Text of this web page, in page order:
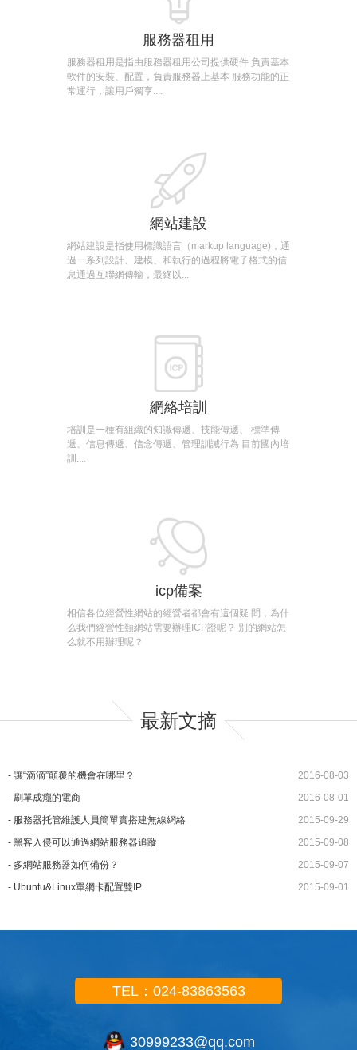
服務器租用
服務器租用是指由服務器租用公司提供硬件 負責基本
軟件的安裝、配置，負責服務器上基本 服務功能的正
常運行，讓用戶獨享....
網站建設
網站建設是指使用標識語言（markup language)，通
過一系列設計、建模、和執行的過程將電子格式的信
息通過互聯網傳輸，最終以...
網絡培訓
培訓是一種有組織的知識傳遞、技能傳遞、 標準傳
遞、信息傳遞、信念傳遞、管理訓誡行為 目前國內培
訓....
icp備案
相信各位經營性網站的經營者都會有這個疑 問，為什
么我們經營性類網站需要辦理ICP證呢？ 別的網站怎
么就不用辦理呢？
最新文摘
2016-08-03
- 讓“滴滴”顛覆的機會在哪里？
2016-08-01
- 刷單成癮的電商
2015-09-29
- 服務器托管維護人員簡單實搭建無線網絡
2015-09-08
- 黑客入侵可以通過網站服務器追蹤
2015-09-07
- 多網站服務器如何備份？
2015-09-01
- Ubuntu&Linux單網卡配置雙IP
TEL：024-83863563
30999233@qq.com